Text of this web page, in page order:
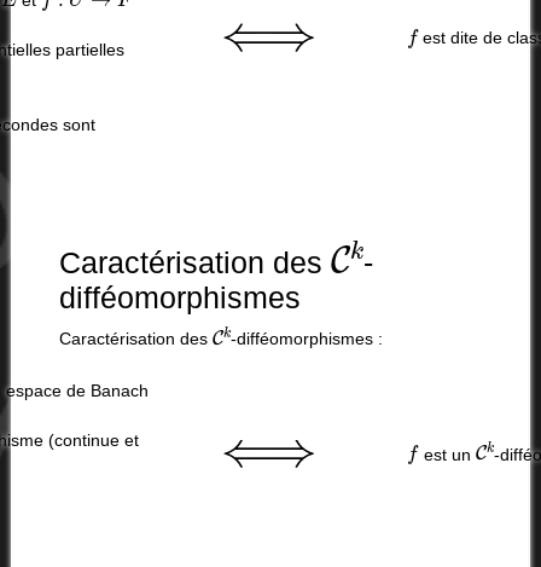
partielles
sont
est dite de
Caractérisation des
Ck
-
difféomorphismes
Caractérisation des Ck-difféomorphismes :
de Banach
(continue et f est un Ck-